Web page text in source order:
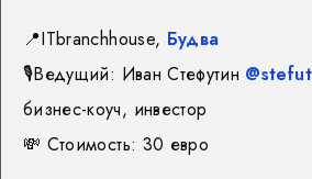
📍ITbranchhouse, Будва
🎙️Ведущий: Иван Стефутин
бизнес-коуч, инвестор
💸 Стоимость: 30 евро